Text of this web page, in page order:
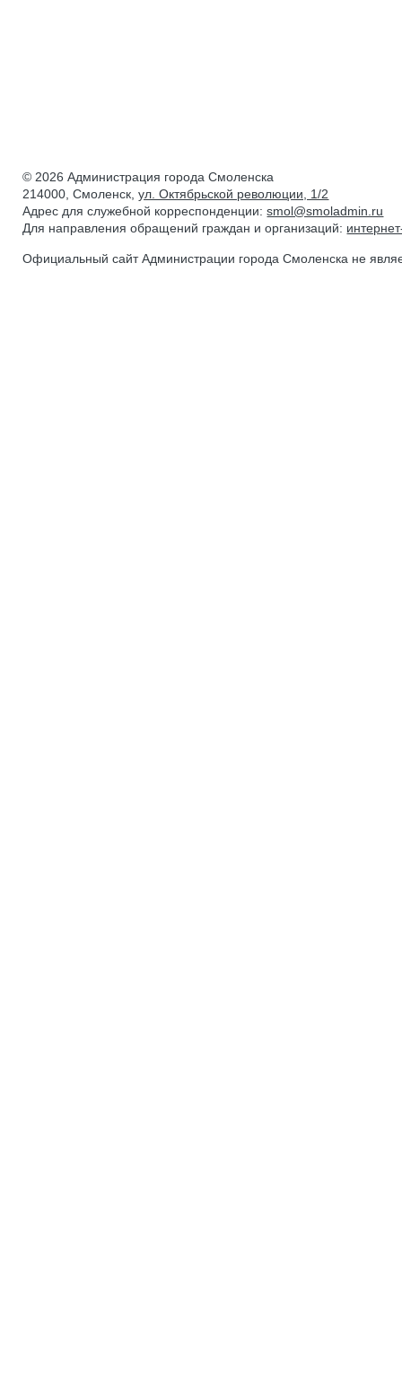
© 2026 Администрация города Смоленска
214000, Смоленск,ул. Октябрьской революции, 1/2
Адрес для служебной корреспонденции:smol@smoladmin.ru
Для направления обращений граждан и организаций:
Официальный сайт Администрации города Смоленска не